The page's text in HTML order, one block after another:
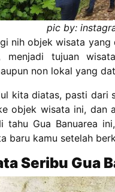
pic by:
nih objek wisata
menjadi tujuan
non lokal yang
kita diatas, pasti
objek wisata ini, dan
tahu Gua Banuarea
baru kamu setelah
Seribu Gua